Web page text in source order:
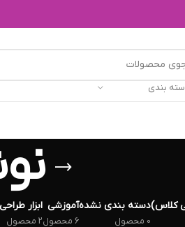
بندی
کلاس)دسته بندی نشده
0 محصول
آموزشی
6 محصول
ابزار
2 محصول